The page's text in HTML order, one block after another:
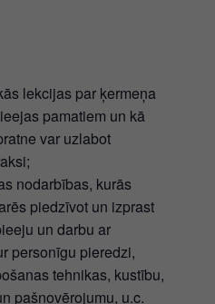
lekcijas par ķermeņa
pamatiem un kā
var uzlabot
nodarbības, kurās
piedzīvot un izprast
un darbu ar
personīgu pieredzi,
tehnikas, kustību,
pašnovērojumu, u.c.